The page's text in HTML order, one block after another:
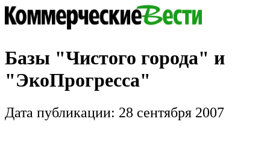
Базы "Чистого города" и
"ЭкоПрогресса"
Дата публикации: 28 сентября 2007